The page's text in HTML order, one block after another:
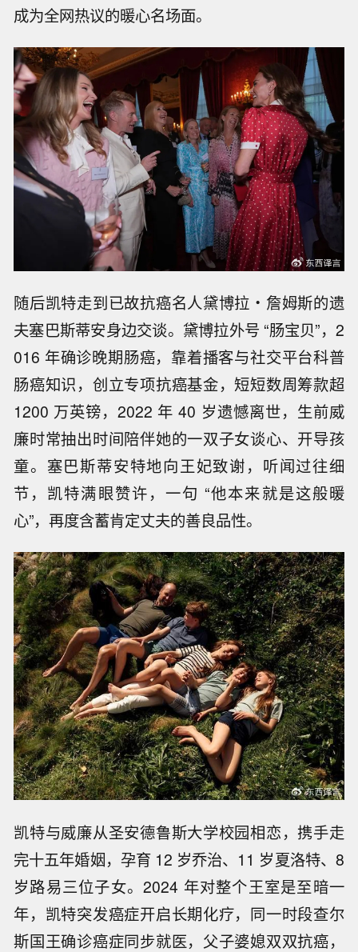
成为全网热议的暖心名场面。
随后凯特走到已故抗癌名人黛博拉・詹姆斯的遗
夫塞巴斯蒂安身边交谈。黛博拉外号 “肠宝贝”，2
016 年确诊晚期肠癌，靠着播客与社交平台科普
肠癌知识，创立专项抗癌基金，短短数周筹款超
1200 万英镑，2022 年 40 岁遗憾离世，生前威
廉时常抽出时间陪伴她的一双子女谈心、开导孩
童。塞巴斯蒂安特地向王妃致谢，听闻过往细
节，凯特满眼赞许，一句 “他本来就是这般暖
心”，再度含蓄肯定丈夫的善良品性。
凯特与威廉从圣安德鲁斯大学校园相恋，携手走
完十五年婚姻，孕育 12 岁乔治、11 岁夏洛特、8
岁路易三位子女。2024 年对整个王室是至暗一
年，凯特突发癌症开启长期化疗，同一时段查尔
斯国王确诊癌症同步就医，父子婆媳双双抗癌，